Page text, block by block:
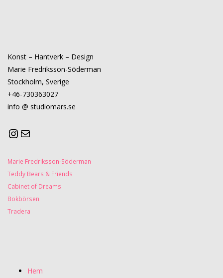
Konst – Hantverk – Design
Marie Fredriksson-Söderman
Stockholm, Sverige
+46-730363027
info @ studiomars.se
Marie Fredriksson-Söderman
Teddy Bears & Friends
Cabinet of Dreams
Bokbörsen
Tradera
Hem